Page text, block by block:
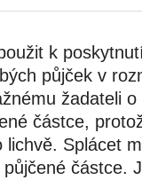
k
půjček v
žadateli
částce,
Splácet
částce.